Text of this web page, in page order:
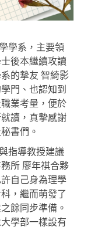
學系，主要領
後本繼續攻讀
的摯友 智綺影
門、也認知到
業考量，便於
讀，真摯感謝
書們。
指導教授建議
所 廖年祺合夥
自己身為理學
，繼而萌發了
餘同步準備。
學部一樣設有